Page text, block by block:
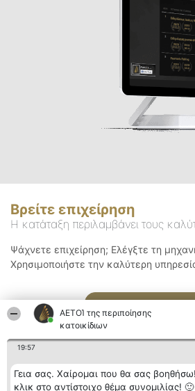
ΑΕΤΟΊ της περιποίησης
κατοικίδιων
19:57
Γεια σας. Χαίρομαι που θα σας
κλικ στο αντίστοιχο θέμα συνομιλίας! 🙂
Βρείτε επιχείρηση
Η κατάταξη περιλαμβάνει τους
Ψάχνετε επιχείρηση; Ελέγξτε τη
Χρησιμοποιήστε την καλύτερη
Αναζήτηση